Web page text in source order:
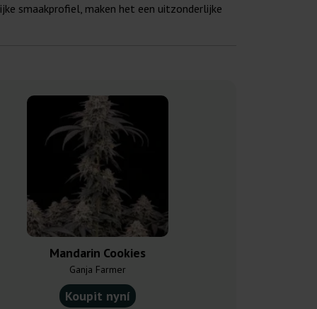
smaakprofiel, maken het een uitzonderlijke
Mandarin Cookies
Ganja Farmer
Koupit nyní